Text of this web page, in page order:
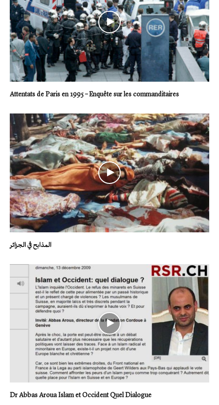
Attentats de Paris en 1995 – Enquête sur les commanditaires
المذابح في الجزائر
Dr Abbas Aroua Islam et Occident Quel Dialogue